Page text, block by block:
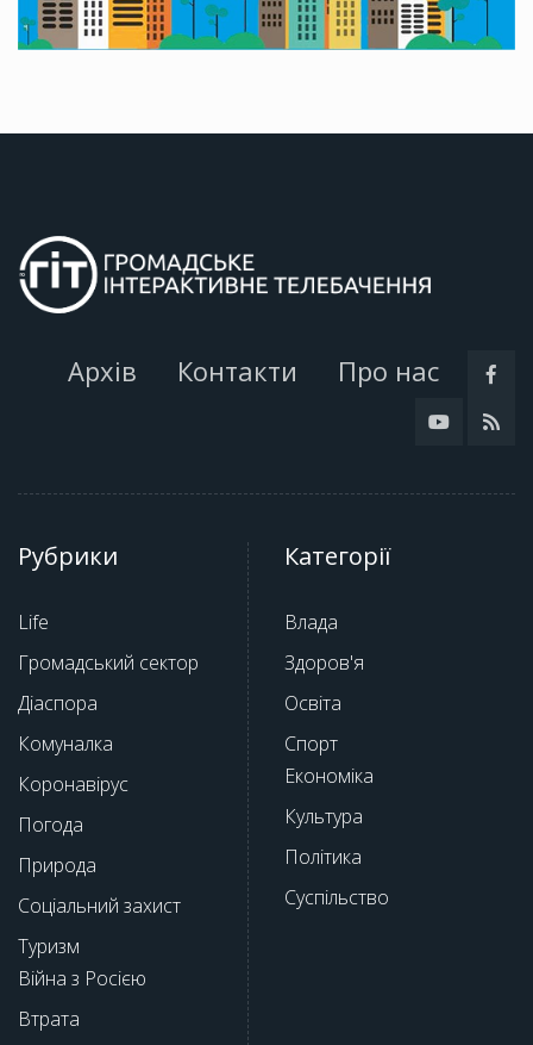
Архів Контакти Про нас
Рубрики
Life
Громадський сектор
Діаспора
Комуналка
Коронавірус
Погода
Природа
Соціальний захист
Туризм
Війна з Росією
Втрата
Категорії
Влада
Здоров'я
Освіта
Спорт
Економіка
Культура
Політика
Суспільство